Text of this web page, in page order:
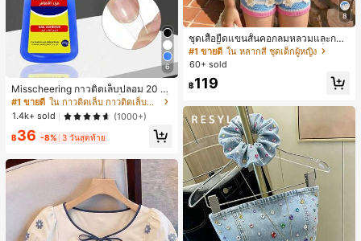
6
Misscheering กาวติดเล็บปลอม 20 กรั
ม แรงยึดสูง เจลสติกเกอร์เล็บนุ่ม แห้งเร็
ว เหมาะสำหรับผู้เริ่มต้นทำเล็บ ติดทนน
าน
#1 ขายดี
ใน กาวติดเล็บ กาวติดเล็บและสารยึดติด
1.4k+ sold
(1000+)
฿36 -8% 3 วันสุดท้าย
8
ชุดเสื้อยืดแขนสั้นคอกลมหลวมและกาง
เกงขาสั้นไบค์เกอร์รัดรูปสำหรับเด็กผู้ห
ญิง สไตล์มินิมอล เหมาะสำหรับฤดูใบไ
#1 ขายดี ใน หลากสี ชุดเด็กผู้หญิง
60+ sold
฿119